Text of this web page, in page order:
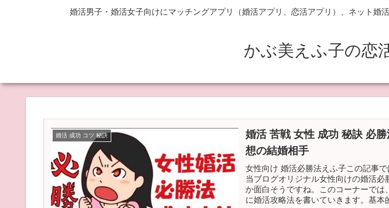
婚活男子・婚活女子向けにマッチングアプリ（婚活アプリ、恋活アプリ）、ネット
かぶ美えふ子の恋
婚活 成功 コツ 秘訣
婚活 苦戦 女性 成功 秘訣 必
想の結婚相手
女性向け 婚活必勝法えふ子この記事
当ブログオリジナル女性向けの婚活
か面白そうですね。このコーナーでは
に婚活攻略法を書いていきます。基本